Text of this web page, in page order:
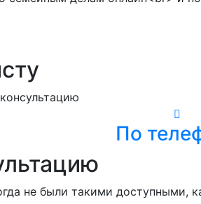
По
не были такими доступными,